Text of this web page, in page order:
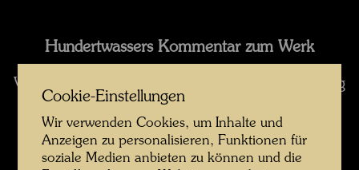
Hundertwassers Kommentar zum Werk
Vorschläge vom Februar 1982 zur Umgestaltung
des Bregenzer Festspielhauses, das ein
besonders eklatantes Beispiel einer sterilen,
schnellfabrizierten Architektur ist.
Cookie-Einstellungen
Wir verwenden Cookies, um Inhalte und
Anzeigen zu personalisieren, Funktionen für
soziale Medien anbieten zu können und die